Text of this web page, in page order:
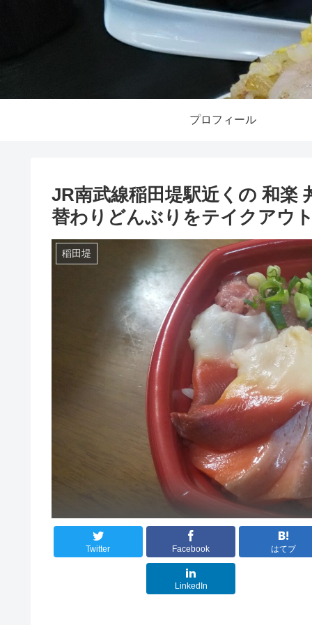
プロフィール
JR南武線稲田堤駅近くの 和楽
替わりどんぶりをテイクアウ
稲田堤
Twitter Facebook はてブ
LinkedIn